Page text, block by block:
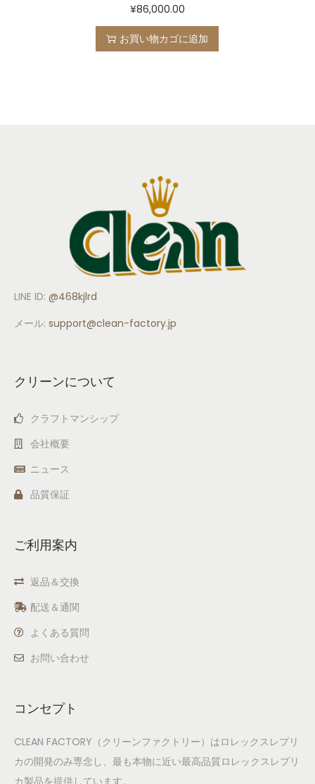
¥86,000.00
お買い物カゴに追加
LINE ID: @468kjlrd
メール: support@clean-factory.jp
クリーンについて
クラフトマンシップ
会社概要
ニュース
品質保証
ご利用案内
返品＆交換
配送＆通関
よくある質問
お問い合わせ
コンセプト
CLEAN FACTORY（クリーンファクトリー）はロレックスレプリ
カの開発のみ専念し、最も本物に近い最高品質ロレックスレプリ